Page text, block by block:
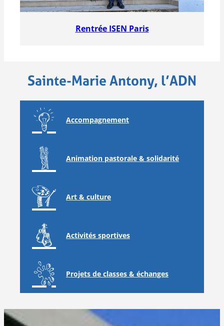
Rentrée ISEN Paris
Sainte-Marie Antony, l’ADN
Accompagnement
Animation pastorale & solidarité
Art & culture
Activités sportives
Projets de classes & échanges